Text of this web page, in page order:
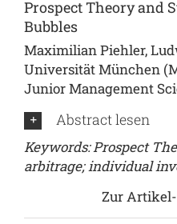
Prospect Theory and
Bubbles
Maximilian Piehler,
Universität München
Junior Management
Abstract lesen
Keywords: Prospect
arbitrage; individual
Zur